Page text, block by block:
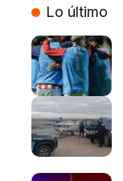
Lo último